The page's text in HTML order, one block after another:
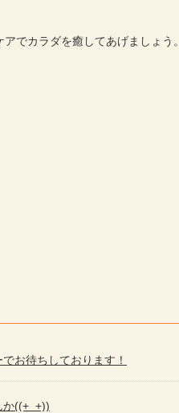
でカラダを癒してあげましょう。
お待ちしております！
((+_+))